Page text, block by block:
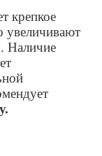
крепкое
увеличивают
Наличие